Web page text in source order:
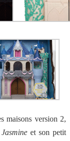
maisons version 2,
Jasmine et son petit